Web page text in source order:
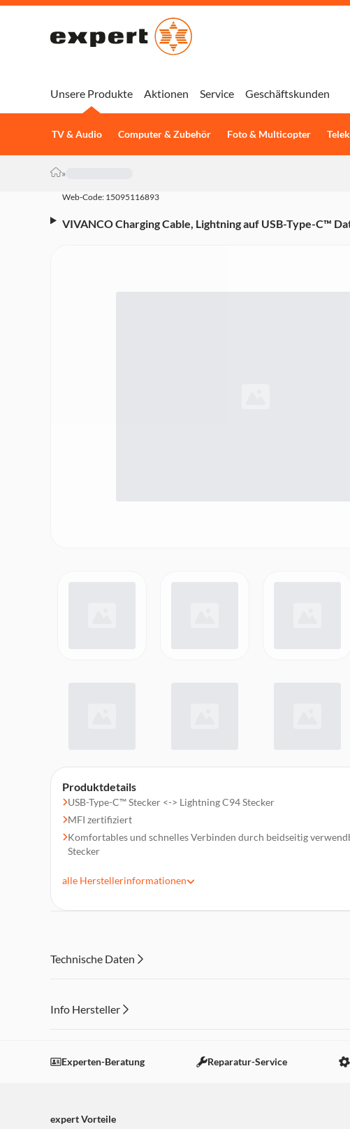
Unsere Produkte
TV & Audio Computer & Zubehör Foto & Multicopter
Aktionen Service Geschäftskunden
»
Web-Code: 15095116893
VIVANCO Charging Cable, Lightning auf USB-Type-C™
Produktdetails
USB-Type-C™ Stecker <-> Lightning C94 Stecker
MFI zertifiziert
Komfortables und schnelles Verbinden durch beidseitig
Stecker
Unterstützt die Datensynchronisierung
alle Herstellerinformationen
Technische Daten
Info Hersteller
Einstellungen anpassen
Experten-Beratung Reparatur-Service
expert Vorteile